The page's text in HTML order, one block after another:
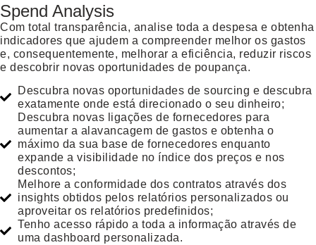
Spend Analysis
Com total transparência, analise toda a despesa e obtenha
indicadores que ajudem a compreender melhor os gastos
e, consequentemente, melhorar a eficiência, reduzir riscos
e descobrir novas oportunidades de poupança.
Descubra novas oportunidades de sourcing e descubra
exatamente onde está direcionado o seu dinheiro;
Descubra novas ligações de fornecedores para
aumentar a alavancagem de gastos e obtenha o
máximo da sua base de fornecedores enquanto
expande a visibilidade no índice dos preços e nos
descontos;
Melhore a conformidade dos contratos através dos
insights obtidos pelos relatórios personalizados ou
aproveitar os relatórios predefinidos;
Tenho acesso rápido a toda a informação através de
uma dashboard personalizada.